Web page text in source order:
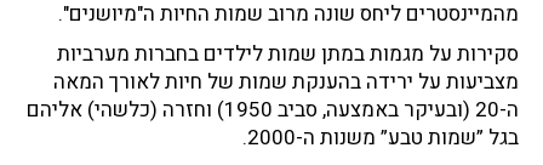
מהמיינסטרים ליחס שונה מרוב שמות החיות ה"מיושנים".
סקירות על מגמות במתן שמות לילדים בחברות מערביות
מצביעות על ירידה בהענקת ‬שמות של חיות ‬לאורך המאה
ה-20 (ובעיקר באמצעה, סביב 1950) וחזרה (כלשהי) אליהם
‬בגל‭ ‬”שמות‭ ‬טבע”‭ ‬משנות‭ ‬ה-2000.